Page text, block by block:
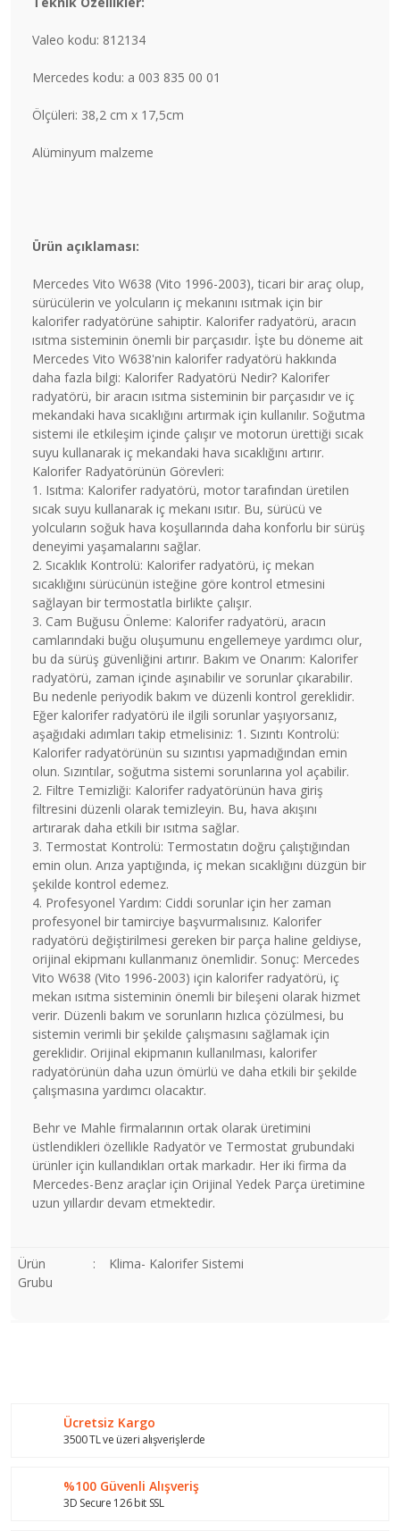
Valeo kodu: 812134
Mercedes kodu: a 003 835 00 01
Ölçüleri: 38,2 cm x 17,5cm
Alüminyum malzeme
Ürün açıklaması:
Mercedes Vito W638 (Vito 1996-2003), ticari bir araç olup,
sürücülerin ve yolcuların iç mekanını ısıtmak için bir
kalorifer radyatörüne sahiptir. Kalorifer radyatörü, aracın
ısıtma sisteminin önemli bir parçasıdır. İşte bu döneme ait
Mercedes Vito W638'nin kalorifer radyatörü hakkında
daha fazla bilgi: Kalorifer Radyatörü Nedir? Kalorifer
radyatörü, bir aracın ısıtma sisteminin bir parçasıdır ve iç
mekandaki hava sıcaklığını artırmak için kullanılır. Soğutma
sistemi ile etkileşim içinde çalışır ve motorun ürettiği sıcak
suyu kullanarak iç mekandaki hava sıcaklığını artırır.
Kalorifer Radyatörünün Görevleri:
1. Isıtma: Kalorifer radyatörü, motor tarafından üretilen
sıcak suyu kullanarak iç mekanı ısıtır. Bu, sürücü ve
yolcuların soğuk hava koşullarında daha konforlu bir sürüş
deneyimi yaşamalarını sağlar.
2. Sıcaklık Kontrolü: Kalorifer radyatörü, iç mekan
sıcaklığını sürücünün isteğine göre kontrol etmesini
sağlayan bir termostatla birlikte çalışır.
3. Cam Buğusu Önleme: Kalorifer radyatörü, aracın
camlarındaki buğu oluşumunu engellemeye yardımcı olur,
bu da sürüş güvenliğini artırır. Bakım ve Onarım: Kalorifer
radyatörü, zaman içinde aşınabilir ve sorunlar çıkarabilir.
Bu nedenle periyodik bakım ve düzenli kontrol gereklidir.
Eğer kalorifer radyatörü ile ilgili sorunlar yaşıyorsanız,
aşağıdaki adımları takip etmelisiniz: 1. Sızıntı Kontrolü:
Kalorifer radyatörünün su sızıntısı yapmadığından emin
olun. Sızıntılar, soğutma sistemi sorunlarına yol açabilir.
2. Filtre Temizliği: Kalorifer radyatörünün hava giriş
filtresini düzenli olarak temizleyin. Bu, hava akışını
artırarak daha etkili bir ısıtma sağlar.
3. Termostat Kontrolü: Termostatın doğru çalıştığından
emin olun. Arıza yaptığında, iç mekan sıcaklığını düzgün bir
şekilde kontrol edemez.
4. Profesyonel Yardım: Ciddi sorunlar için her zaman
profesyonel bir tamirciye başvurmalısınız. Kalorifer
radyatörü değiştirilmesi gereken bir parça haline geldiyse,
orijinal ekipmanı kullanmanız önemlidir. Sonuç: Mercedes
Vito W638 (Vito 1996-2003) için kalorifer radyatörü, iç
mekan ısıtma sisteminin önemli bir bileşeni olarak hizmet
verir. Düzenli bakım ve sorunların hızlıca çözülmesi, bu
sistemin verimli bir şekilde çalışmasını sağlamak için
gereklidir. Orijinal ekipmanın kullanılması, kalorifer
radyatörünün daha uzun ömürlü ve daha etkili bir şekilde
çalışmasına yardımcı olacaktır.
Behr ve Mahle firmalarının ortak olarak üretimini
üstlendikleri özellikle Radyatör ve Termostat grubundaki
ürünler için kullandıkları ortak markadır. Her iki firma da
Mercedes-Benz araçlar için Orijinal Yedek Parça üretimine
uzun yıllardır devam etmektedir.
Ürün
Grubu
: Klima- Kalorifer Sistemi
Ürün resmi kalitesiz, bozuk veya görüntülenemiyor.
Ürün bilgilerinde hatalar bulunuyor.
Ücretsiz Kargo
3500 TL ve üzeri alışverişlerde
%100 Güvenli Alışveriş
3D Secure 126 bit SSL